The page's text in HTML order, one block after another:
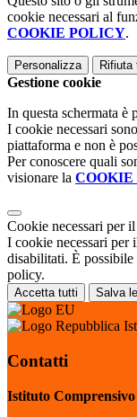
cookie necessari al
COOKIE POLICY.
Personalizza Rifiuta
Gestione cookie
In questa schermata è
I cookie necessari
piattaforma e non è
Per conoscere quali
visionare la
Cookie necessari per
I cookie necessari per
disabilitati. È
policy.
Accetta tutti Salva
Contatti
Istituto